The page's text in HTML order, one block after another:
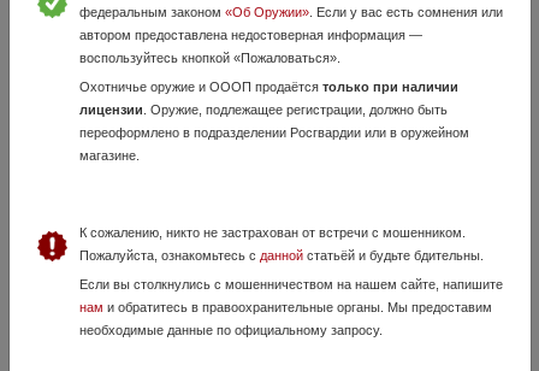
Вчера, в 12:17
Настрел 10 патронов
федеральным законом «Об Оружии». Если у вас есть сомнения или
автором предоставлена недостоверная информация —
воспользуйтесь кнопкой «Пожаловаться».
Охотничье оружие и ОООП продаётся только при наличии
лицензии . Оружие, подлежащее регистрации, должно быть
переоформлено в подразделении Росгвардии или в оружейном
магазине.
К сожалению, никто не застрахован от встречи с мошенником.
Пожалуйста, ознакомьтесь с даннойстатьёй и будьте бдительны.
Если вы столкнулись с мошенничеством на нашем сайте, напишите
нам и обратитесь в правоохранительные органы. Мы предоставим
необходимые данные по официальному запросу.